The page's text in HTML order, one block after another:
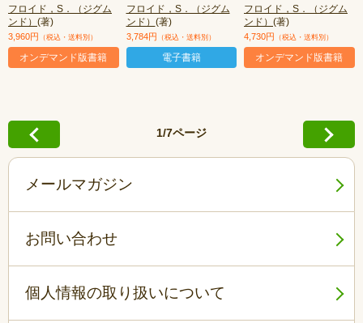
フロイド，S．（ジグム
ンド） (著)
3,960円 （税込・送料別）
オンデマンド版書籍
フロイド，S．（ジグム
ンド） (著)
3,784円 （税込・送料別）
電子書籍
フロイド，S．（ジグム
ンド） (著)
4,730円 （税込・送料別）
オンデマンド版書籍
1/7ページ
メールマガジン
お問い合わせ
個人情報の取り扱いについて